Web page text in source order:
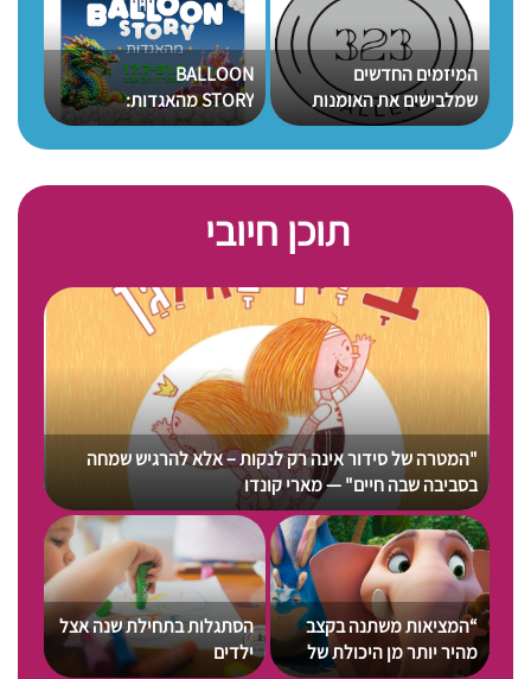
המיזמים החדשים
שמלבישים את האומנות
BALLOON
STORY מהאגדות:
תוכן חיובי
"המטרה של סידור אינה רק לנקות – אלא להרגיש שמחה
בסביבה שבה חיים" — מארי קונדו
“המציאות משתנה בקצב
מהיר יותר מן היכולת של
הסתגלות בתחילת שנה אצל
ילדים